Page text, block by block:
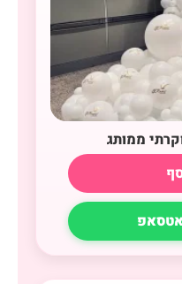
ממותג